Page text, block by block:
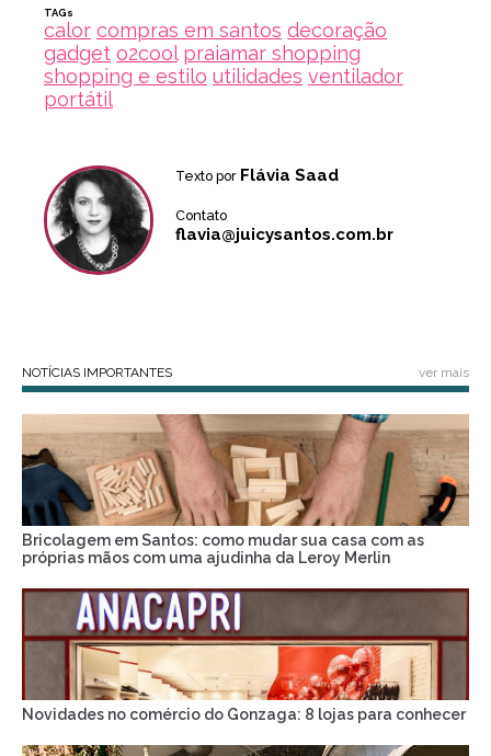
TAGs
calor compras em santos decoração
gadget o2cool praiamar shopping
shopping e estilo utilidades ventilador
portátil
Texto por Flávia Saad
Contato
flavia@juicysantos.com.br
NOTÍCIAS IMPORTANTES ver mais
Bricolagem em Santos: como mudar sua casa com as
próprias mãos com uma ajudinha da Leroy Merlin
Novidades no comércio do Gonzaga: 8 lojas para conhecer